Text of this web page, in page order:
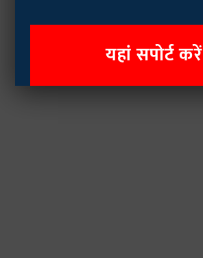
यहां सपोर्ट करें